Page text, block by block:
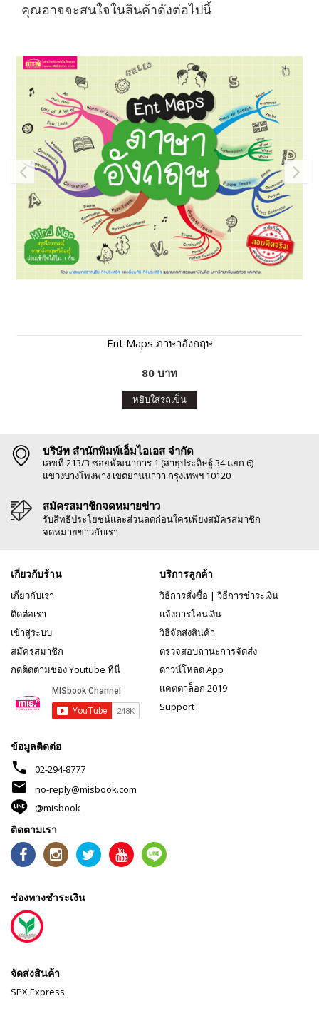
คุณอาจจะสนใจในสินค้าดังต่อไปนี้
Ent Maps ภาษาอังกฤษ
80 บาท
หยิบใส่รถเข็น
บริษัท สำนักพิมพ์เอ็มไอเอส จำกัด
เลขที่ 213/3 ซอยพัฒนาการ 1 (สาธุประดิษฐ์ 34 แยก 6)
แขวงบางโพงพาง เขตยานนาวา กรุงเทพฯ 10120
สมัครสมาชิกจดหมายข่าว
รับสิทธิประโยชน์และส่วนลดก่อนใครเพียงสมัครสมาชิก
จดหมายข่าวกับเรา
เกี่ยวกับร้าน
เกี่ยวกับเรา
ติดต่อเรา
เข้าสู่ระบบ
สมัครสมาชิก
กดติดตามช่อง Youtube ที่นี่
บริการลูกค้า
วิธีการสั่งซื้อ | วิธีการชำระเงิน
แจ้งการโอนเงิน
วิธีจัดส่งสินค้า
ตรวจสอบถานะการจัดส่ง
ดาวน์โหลด App
แคตตาล็อก 2019
Support
ข้อมูลติดต่อ
phone 02-294-8777
mail
no-reply@misbook.com
@misbook
ติดตามเรา
ช่องทางชำระเงิน
จัดส่งสินค้า
SPX Express